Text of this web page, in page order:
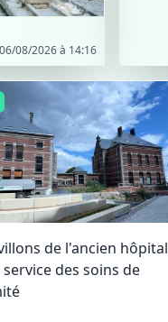
08/2026 à 14:16
de l'ancien hôpital
des soins de